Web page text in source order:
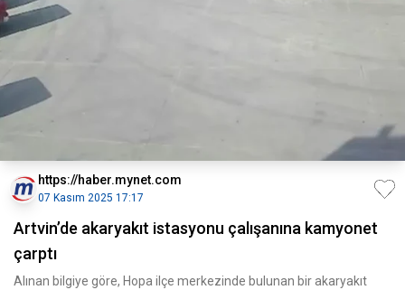
https://haber.mynet.com
07 Kasım 2025 17:17
Artvin’de akaryakıt istasyonu çalışanına kamyonet
çarptı
Alınan bilgiye göre, Hopa ilçe merkezinde bulunan bir akaryakıt